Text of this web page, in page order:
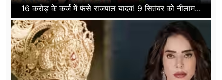
16 करोड़ के कर्ज में फंसे राजपाल यादव! 9 सितंबर को नीलाम...